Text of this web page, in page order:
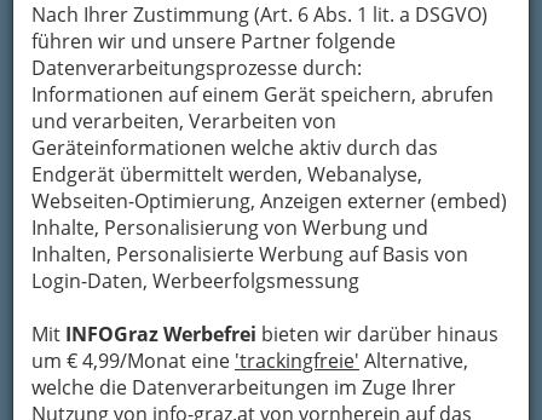
Nach Ihrer Zustimmung (Art. 6 Abs. 1 lit. a DSGVO)
führen wir und unsere Partner folgende
Datenverarbeitungsprozesse durch:
Informationen auf einem Gerät speichern, abrufen
und verarbeiten, Verarbeiten von
Geräteinformationen welche aktiv durch das
Endgerät übermittelt werden, Webanalyse,
Webseiten-Optimierung, Anzeigen externer (embed)
Inhalte, Personalisierung von Werbung und
Inhalten, Personalisierte Werbung auf Basis von
Login-Daten, Werbeerfolgsmessung
Mit INFOGraz Werbefrei bieten wir darüber hinaus
um € 4,99/Monat eine 'trackingfreie' Alternative,
welche die Datenverarbeitungen im Zuge Ihrer
Nutzung von info-graz.at von vornherein auf das
feierliche Stückeim Repertoire, z.B. für
kirchliche oder Adventveranstaltungen.
Kategorien
Broadlahn
Aktuelle Besetzung
Gesang, Violine, Mandoline Philipp
Rottensteiner
Gesang, Gitarre, Steirische,